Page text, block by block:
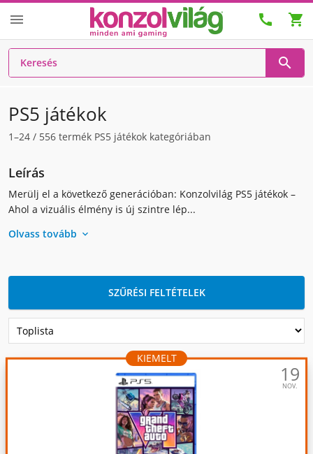
  

PS5 játékok
1–24 / 556 termék PS5 játékok kategóriában
Leírás
Merülj el a következő generációban: Konzolvilág PS5 játékok –
Ahol a vizuális élmény is új szintre lép...
Olvass tovább 
SZŰRÉSI FELTÉTELEK
KIEMELT
19
NOV.